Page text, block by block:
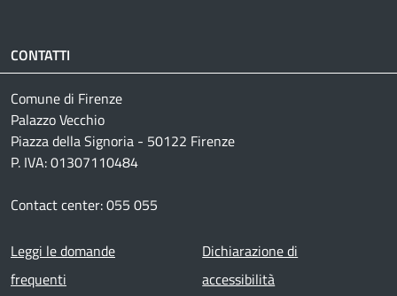
CONTATTI
Comune di Firenze
Palazzo Vecchio
Piazza della Signoria - 50122 Firenze
P. IVA: 01307110484
Contact center: 055 055
Footer menu
Leggi le domande
frequenti
Dichiarazione di
accessibilità